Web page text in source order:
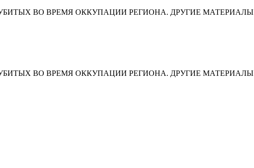
ВО ВРЕМЯ ОККУПАЦИИ РЕГИОНА. ДРУГИЕ МАТЕРИАЛЫ
ВО ВРЕМЯ ОККУПАЦИИ РЕГИОНА. ДРУГИЕ МАТЕРИАЛЫ